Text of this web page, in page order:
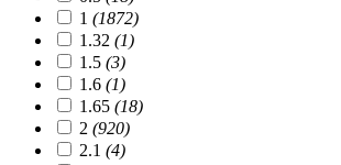
1 (1872)
1.32 (1)
1.5 (3)
1.6 (1)
1.65 (18)
2 (920)
2.1 (4)